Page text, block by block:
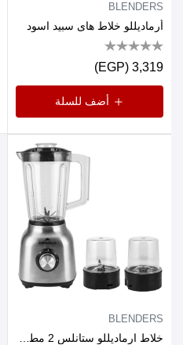
BLENDERS
أرماديللو خلاط هاى سبيد اسود
3,319 (EGP)
أضف للسلة
BLENDERS